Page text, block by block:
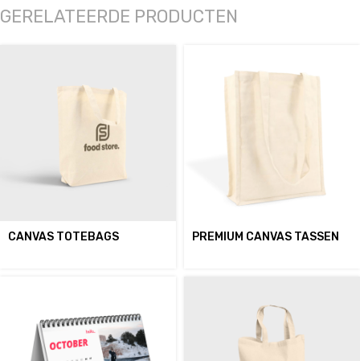
GERELATEERDE PRODUCTEN
CANVAS TOTEBAGS PREMIUM CANVAS TASSEN